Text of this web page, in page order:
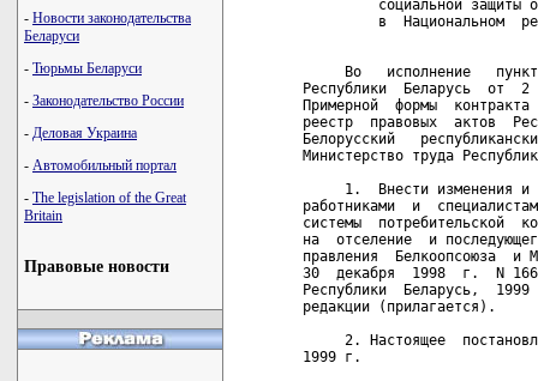
- Новости законодательства
Беларуси
- Тюрьмы Беларуси
- Законодательство России
- Деловая Украина
- Автомобильный портал
- The legislation of the Great
Britain
Правовые новости
социальной защиты
в  Национальном
Во   исполнение
Республики  Беларусь  от
Примерной  формы
реестр  правовых  актов
Белорусский
Министерство труда
1.  Внести изменения и
работниками  и
системы  потребительской
на  отселение  и
правления  Белкоопсоюза  и
30  декабря  1998  г.  N 166/
Республики  Беларусь,
редакции (прилагается).
2. Настоящее
1999 г.